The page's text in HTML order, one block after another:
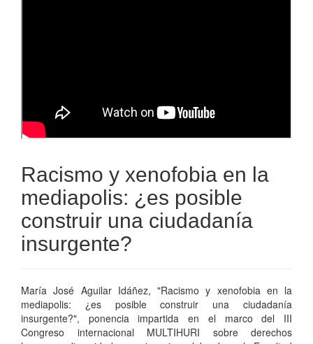
Racismo y xenofobia en la
mediapolis: ¿es posible
construir una ciudadanía
insurgente?
María José Aguilar Idáñez, "Racismo y xenofobia en la
mediapolis: ¿es posible construir una ciudadanía
insurgente?", ponencia impartida en el marco del III
Congreso internacional MULTIHURI sobre derechos